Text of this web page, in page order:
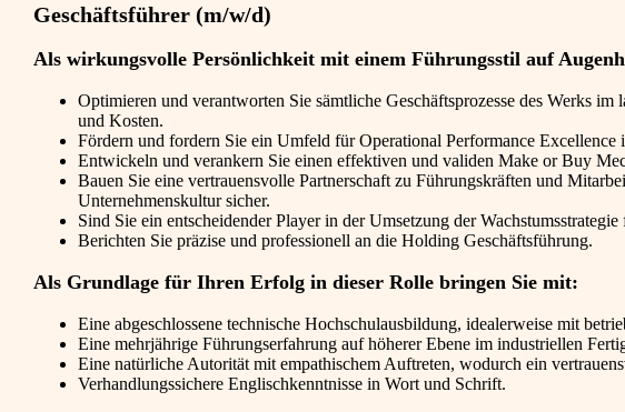
Geschäftsführer (m/w/d)
Als wirkungsvolle Persönlichkeit mit einem Führungsstil auf
Optimieren und verantworten Sie sämtliche Geschäftsprozesse des Werks
und Kosten.
Fördern und fordern Sie ein Umfeld für Operational Performance
Entwickeln und verankern Sie einen effektiven und validen Make or Buy
Bauen Sie eine vertrauensvolle Partnerschaft zu Führungskräften und
Unternehmenskultur sicher.
Sind Sie ein entscheidender Player in der Umsetzung der
Berichten Sie präzise und professionell an die Holding Geschäftsführung.
Als Grundlage für Ihren Erfolg in dieser Rolle bringen Sie mit:
Eine abgeschlossene technische Hochschulausbildung, idealerweise mit
Eine mehrjährige Führungserfahrung auf höherer Ebene im industriellen
Eine natürliche Autorität mit empathischem Auftreten, wodurch ein
Verhandlungssichere Englischkenntnisse in Wort und Schrift.